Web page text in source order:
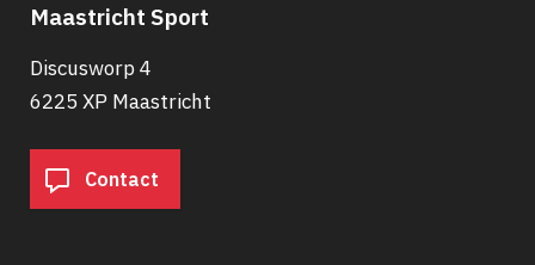
Maastricht Sport
Discusworp 4
6225 XP Maastricht
Contact